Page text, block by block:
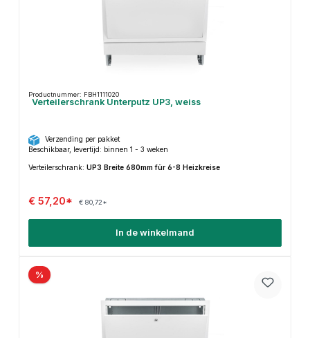
Productnummer: FBH1111020
Verteilerschrank Unterputz UP3, weiss
Verzending per pakket
Beschikbaar, levertijd: binnen 1 - 3 weken
Verteilerschrank: UP3 Breite 680mm für 6-8 Heizkreise
€ 57,20* € 80,72*
In de winkelmand
%